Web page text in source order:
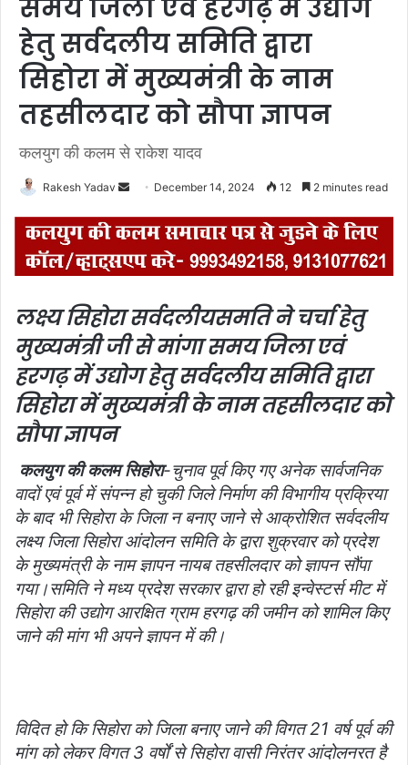
समय जिला एवं हरगढ़ में उद्योग
हेतु सर्वदलीय समिति द्वारा
सिहोरा में मुख्यमंत्री के नाम
तहसीलदार को सौपा ज्ञापन
कलयुग की कलम से राकेश यादव
Rakesh Yadav
n
d
a
e
m
i
l
December 14, 2024 12 2 minutes read
लक्ष्य सिहोरा सर्वदलीयसमति ने चर्चा हेतु
मुख्यमंत्री जी से मांगा समयजिला एवं
हरगढ़ में उद्योग हेतु सर्वदलीय समिति द्वारा
सिहोरा में मुख्यमंत्री के नाम तहसीलदार को
सौपाज्ञापन
कलयुग की कलम सिहोरा-चुनाव पूर्व किए गए अनेक सार्वजनिक
वादों एवं पूर्व में संपन्न हो चुकी जिले निर्माण की विभागीय प्रक्रिया
के बाद भी सिहोरा के जिला न बनाए जाने से आक्रोशित सर्वदलीय
लक्ष्य जिला सिहोरा आंदोलन समिति के द्वारा शुक्रवार को प्रदेश
के मुख्यमंत्री के नाम ज्ञापन नायब तहसीलदार को ज्ञापन सौंपा
गया।समिति ने मध्य प्रदेश सरकार द्वारा हो रही इन्वेस्टर्स मीट में
सिहोरा की उद्योग आरक्षित ग्राम हरगढ़ की जमीन को शामिल किए
जाने की मांग भी अपने ज्ञापन में की।
विदित हो कि सिहोरा को जिला बनाए जाने की विगत 21 वर्ष पूर्व की
मांग को लेकर विगत 3 वर्षों से सिहोरा वासी निरंतर आंदोलनरत है